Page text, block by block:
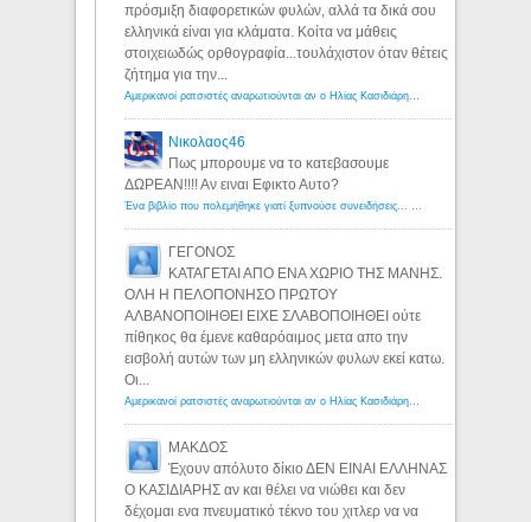
πρόσμιξη διαφορετικών φυλών, αλλά τα δικά σου
ελληνικά είναι για κλάματα. Κοίτα να μάθεις
στοιχειωδώς ορθογραφία...τουλάχιστον όταν θέτεις
ζήτημα για την...
Νικολαος46
Πως μπορουμε να το κατεβασουμε
ΔΩΡΕΑΝ!!!! Αν ειναι Εφικτο Αυτο?
ΓΕΓΟΝΟΣ
ΚΑΤΑΓΕΤΑΙ ΑΠΟ ΕΝΑ ΧΩΡΙΟ ΤΗΣ ΜΑΝΗΣ.
ΟΛΗ Η ΠΕΛΟΠΟΝΗΣΟ ΠΡΩΤΟΥ
ΑΛΒΑΝΟΠΟΙΗΘΕΙ ΕΙΧΕ ΣΛΑΒΟΠΟΙΗΘΕΙ ούτε
πίθηκος θα έμενε καθαρόαιμος μετα απο την
εισβολή αυτών των μη ελληνικών φυλων εκεί κατω.
Οι...
ΜΑΚΔΟΣ
Έχουν απόλυτο δίκιο ΔΕΝ ΕΙΝΑΙ ΕΛΛΗΝΑΣ
Ο ΚΑΣΙΔΙΑΡΗΣ αν και θέλει να νιώθει και δεν
δέχομαι ενα πνευματικό τέκνο του χιτλερ να να